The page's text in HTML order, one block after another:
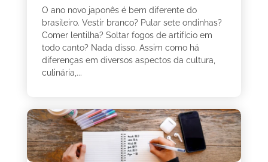
O ano novo japonês é bem diferente do
brasileiro. Vestir branco? Pular sete ondinhas?
Comer lentilha? Soltar fogos de artifício em
todo canto? Nada disso. Assim como há
diferenças em diversos aspectos da cultura,
culinária,...